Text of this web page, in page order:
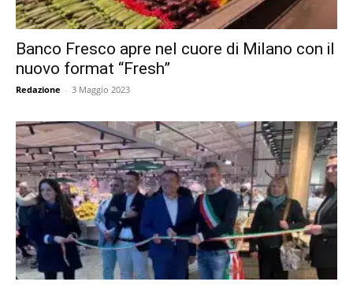
Banco Fresco apre nel cuore di Milano con il
nuovo format “Fresh”
Redazione - 3 Maggio 2023